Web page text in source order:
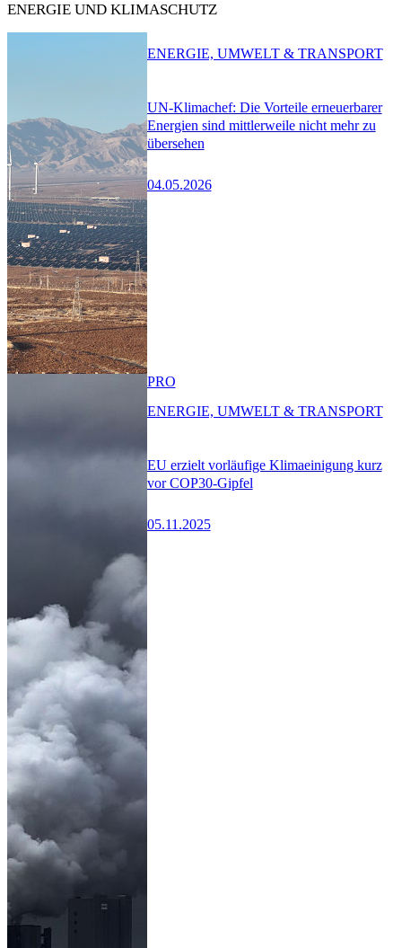
ENERGIE UND KLIMASCHUTZ
UN-Klimachef: Die Vorteile erneuerbarer
Energien sind mittlerweile nicht mehr zu
übersehen
04.05.2026
ENERGIE, UMWELT & TRANSPORT
EU erzielt vorläufige Klimaeinigung kurz
vor COP30-Gipfel
05.11.2025
PRO
ENERGIE, UMWELT & TRANSPORT